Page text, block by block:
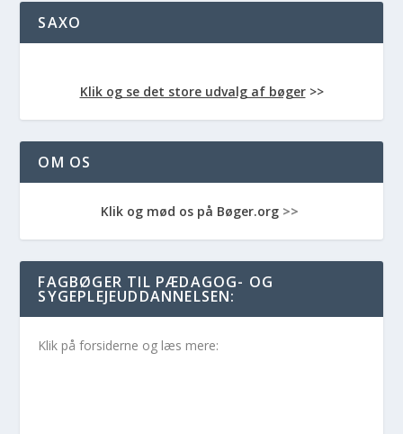
SAXO
Klik og se det store udvalg af bøger>>
OM OS
Klik og mød os på Bøger.org >>
FAGBØGER TIL PÆDAGOG- OG
SYGEPLEJEUDDANNELSEN:
Klik på forsiderne og læs mere: